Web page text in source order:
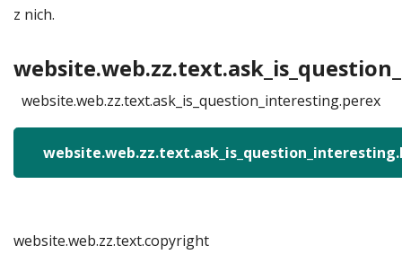
z nich.
website.web.zz.text.ask_is_question_interesting.perex
website.web.zz.text.copyright